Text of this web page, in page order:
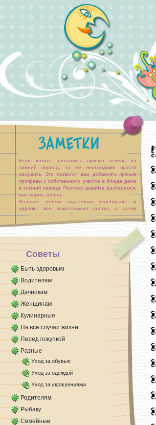
Если хотите заготовить пряную зелень на
зимний период, то ее необходимо просто
засушить. Это позволит вам добавлять пряные
приправы с собственного участка в блюда даже
в зимний период. Поэтому давайте разберемся,
как сушить зелень.
Вначале зелень тщательно перебирают и
удаляют все пожелтевшие листья, а затем
тщательно моют. После мытья из зелени
формируют пучки одинаковых размеров и [...]
Советы
Быть здоровым
Водителям
Дачникам
Женщинам
Кулинарные
На все случаи жизни
Перед покупкой
Разные
Уход за обувью
Уход за одеждой
Уход за украшениями
Родителям
Рыбаку
Семейные